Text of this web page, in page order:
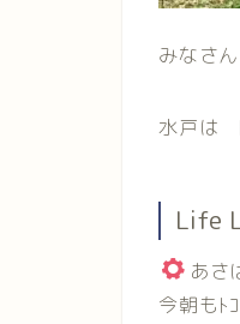
みなさ
水戸は
Life
あさ
今朝もﾄ